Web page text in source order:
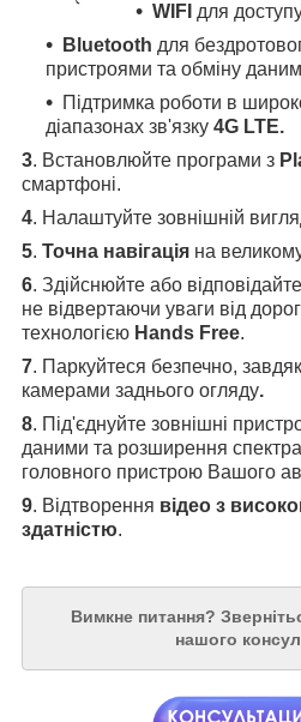
WIFI для
Bluetooth для
пристроями та обміну
Підтримка роботи в
діапазонах зв'язку 4G LTE.
3. Встановлюйте програми з
смартфоні.
4. Налаштуйте зовнішній
5. Точна навігація на
6. Здійснюйте або
не відвертаючи уваги від
технологією Hands Free.
7. Паркуйтеся безпечно,
камерами заднього огляду.
8. Під'єднуйте зовнішні
даними та розширення
головного пристрою Вашого
9. Відтворення відео з
здатністю.
Вимкне питання?
нашого